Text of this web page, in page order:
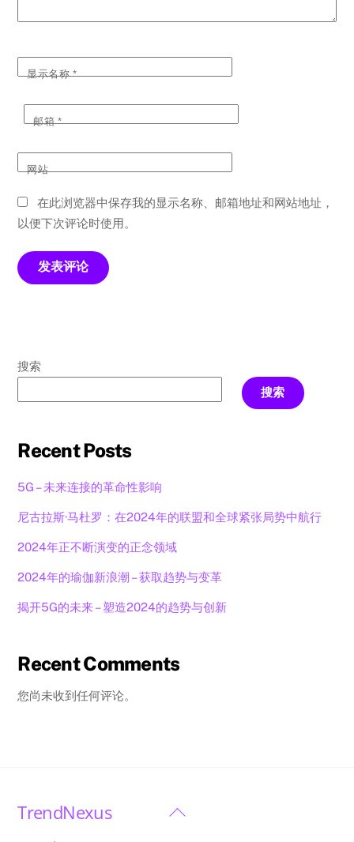
显示名称*
邮箱*
网站
在此浏览器中保存我的显示名称、邮箱地址和网站地址，
以便下次评论时使用。
搜索
搜索
Recent Posts
5G – 未来连接的革命性影响
尼古拉斯·马杜罗：在2024年的联盟和全球紧张局势中航行
2024年正不断演变的正念领域
2024年的瑜伽新浪潮 – 获取趋势与变革
揭开5G的未来 – 塑造2024的趋势与创新
Recent Comments
您尚未收到任何评论。
Back
TrendNexus